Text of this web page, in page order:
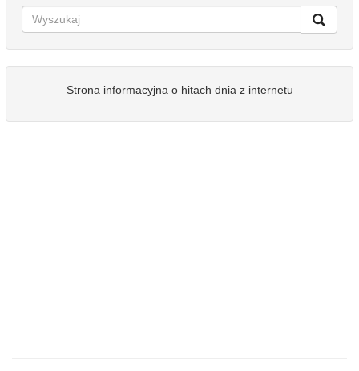
Strona informacyjna o hitach dnia z internetu